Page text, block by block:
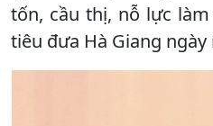
tốn, cầu thị, nỗ lực
tiêu đưa Hà Giang